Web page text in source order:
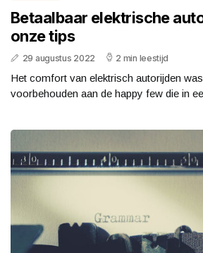
Betaalbaar elektrische
onze tips
29 augustus 2022 2 min leestijd
Het comfort van elektrisch autorijden
voorbehouden aan de happy few die in